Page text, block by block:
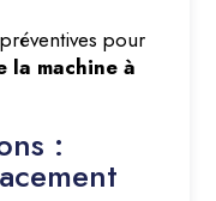
pour
la machine à
: